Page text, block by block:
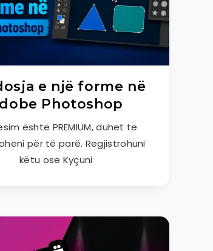
e një forme në
Photoshop
është PREMIUM, duhet të
për të parë. Regjistrohuni
këtu ose Kyçuni